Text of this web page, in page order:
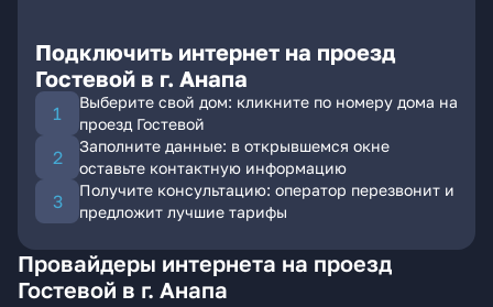
Подключить интернет на проезд
Гостевой в г. Анапа
Выберите свой дом: кликните по номеру дома на
проезд Гостевой
Заполните данные: в открывшемся окне
оставьте контактную информацию
Получите консультацию: оператор перезвонит и
предложит лучшие тарифы
Провайдеры интернета на проезд
Гостевой в г. Анапа